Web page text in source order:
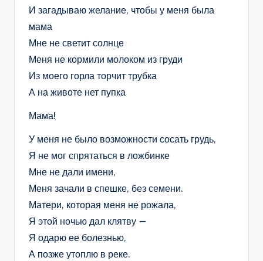
И загадываю желание, чтобы у меня была
мама
Мне не светит солнце
Меня не кормили молоком из груди
Из моего горла торчит трубка
А на животе нет пупка
Мама!
У меня не было возможности сосать грудь,
Я не мог спрятаться в ложбинке
Мне не дали имени,
Меня зачали в спешке, без семени.
Матери, которая меня не рожала,
Я этой ночью дал клятву —
Я одарю ее болезнью,
А позже утоплю в реке.